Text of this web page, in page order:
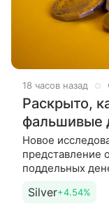
18 часов назад
Раскрыто,
фальшивые
Новое
представление
поддельных
данные
Silver+4.54%